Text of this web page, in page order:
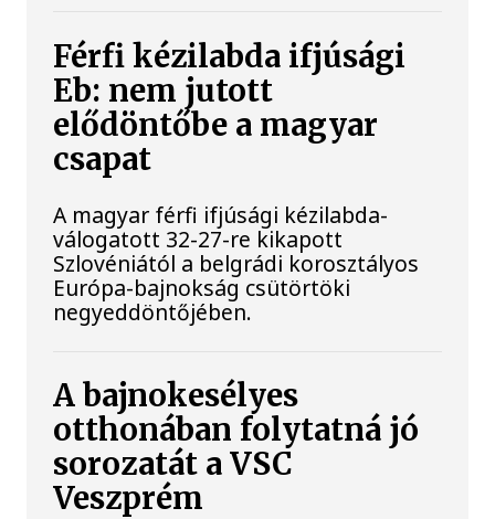
Férfi kézilabda ifjúsági
Eb: nem jutott
elődöntőbe a magyar
csapat
A magyar férfi ifjúsági kézilabda-
válogatott 32-27-re kikapott
Szlovéniától a belgrádi korosztályos
Európa-bajnokság csütörtöki
negyeddöntőjében.
A bajnokesélyes
otthonában folytatná jó
sorozatát a VSC
Veszprém